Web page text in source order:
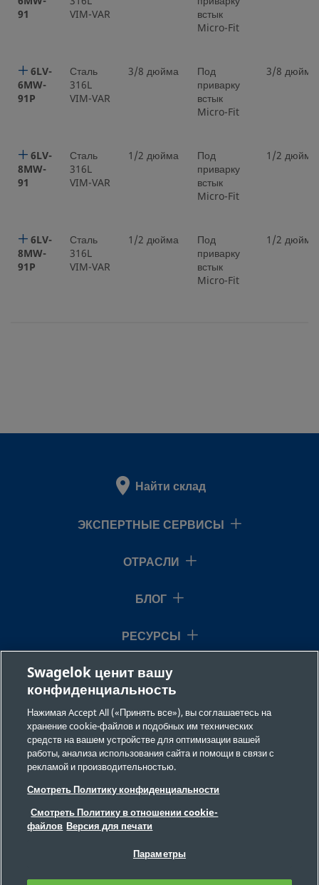
91
VIM-VAR
встык
Micro-Fit
6LV-
6MW-
91P
Сталь
316L
VIM-VAR
3/8 дюйма
Под
приварку
встык
Micro-Fit
3/8 дюйма
6LV-
8MW-
91
Сталь
316L
VIM-VAR
1/2 дюйма
Под
приварку
встык
Micro-Fit
1/2 дюйма
6LV-
8MW-
91P
Сталь
316L
VIM-VAR
1/2 дюйма
Под
приварку
встык
Micro-Fit
1/2 дюйма
Найти склад
ЭКСПЕРТНЫЕ СЕРВИСЫ
ОТРАСЛИ
БЛОГ
РЕСУРСЫ
О НАС
Конфиденциальность
Юридическая информация
ВЫХОДНЫЕ ДАННЫЕ
Часто задаваемые вопросы
Swagelok ценит вашу
конфиденциальность
Нажимая Accept All («Принять все»), вы соглашаетесь на
хранение cookie-файлов и подобных им технических
средств на вашем устройстве для оптимизации вашей
работы, анализа использования сайта и помощи в связи с
рекламой и производительностью.
Смотреть Политику конфиденциальности
Смотреть Политику в отношении cookie-
файлов Версия для печати
Параметры